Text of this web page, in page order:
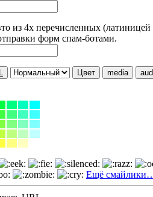
из 4х перечисленных
форм спам-ботами.
Цвет media
Ещё